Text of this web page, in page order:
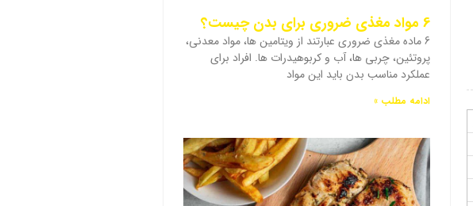
6 مواد مغذی ضروری برای بدن چیست؟
6 ماده مغذی ضروری عبارتند از ویتامین ها، مواد معدنی،
پروتئین، چربی ها، آب و کربوهیدرات ها. افراد برای
عملکرد مناسب بدن باید این مواد
ادامه مطلب »